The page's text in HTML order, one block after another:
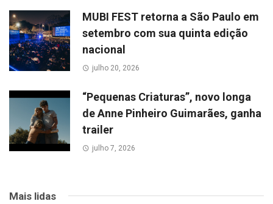
MUBI FEST retorna a São Paulo em
setembro com sua quinta edição
nacional
julho 20, 2026
“Pequenas Criaturas”, novo longa
de Anne Pinheiro Guimarães, ganha
trailer
julho 7, 2026
Mais lidas